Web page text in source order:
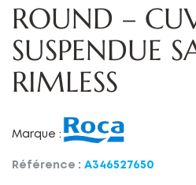
ROUND –
SUSPENDUE
RIMLESS
Marque :
Référence : A346527650